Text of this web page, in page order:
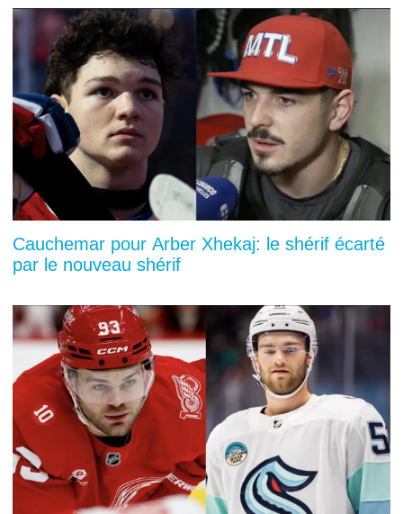
Cauchemar pour Arber Xhekaj: le shérif écarté
par le nouveau shérif